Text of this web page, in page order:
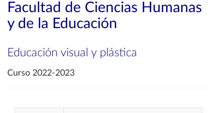
Facultad de Ciencias Humanas
y de la Educación
Educación visual y plástica
Curso 2022-2023